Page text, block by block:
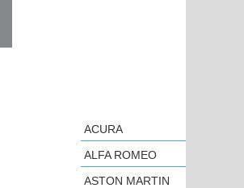
ACURA
ALFA ROMEO
ASTON MARTIN